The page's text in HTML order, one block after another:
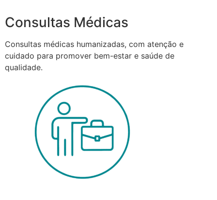
Consultas Médicas
Consultas médicas humanizadas, com atenção e
cuidado para promover bem-estar e saúde de
qualidade.